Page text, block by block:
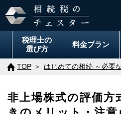
税理士の
選び方
料金プラン
TOP はじめての相続 ～必要
非上場株式の評価方